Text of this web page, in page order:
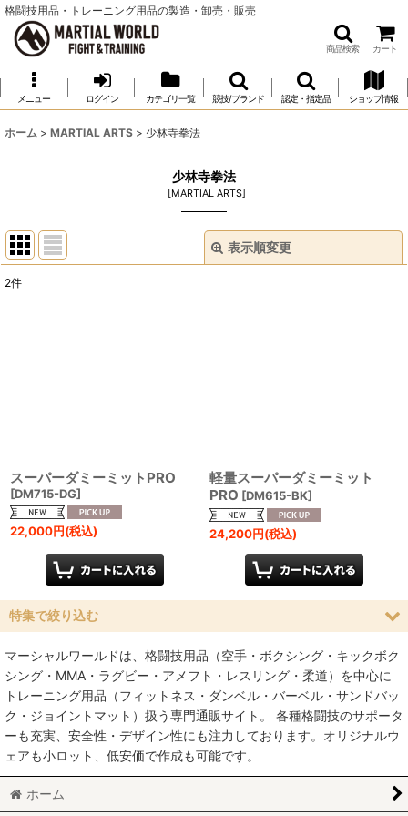
格闘技用品・トレーニング用品の製造・卸売・販売
商品検索 カート
メニュー ログイン カテゴリ一覧 競技/ブランド 認定・指定品 ショップ情報
ホーム > MARTIAL ARTS > 少林寺拳法
少林寺拳法
[MARTIAL ARTS]
表示順変更
2件
スーパーダミーミットPRO
[DM715-DG]
22,000円(税込)
軽量スーパーダミーミット
PRO [DM615-BK]
24,200円(税込)
特集で絞り込む
空手
MMA総合格闘技
柔術
柔道
マーシャルワールドは、格闘技用品（空手・ボクシング・キックボク
シング・MMA・ラグビー・アメフト・レスリング・柔道）を中心に
トレーニング用品（フィットネス・ダンベル・バーベル・サンドバッ
ク・ジョイントマット）扱う専門通販サイト。 各種格闘技のサポータ
ーも充実、安全性・デザイン性にも注力しております。オリジナルウ
ェアも小ロット、低安価で作成も可能です。
ホーム